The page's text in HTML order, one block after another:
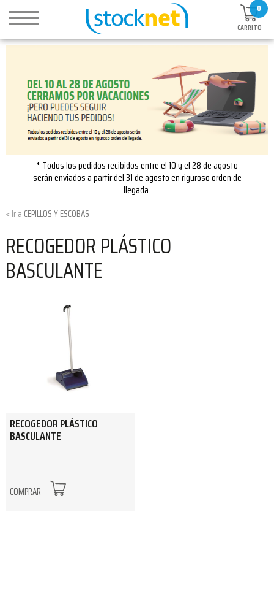
0
CARRITO
* Todos los pedidos recibidos entre el 10 y el 28 de agosto
serán enviados a partir del 31 de agosto en riguroso orden de
llegada.
CEPILLOS Y ESCOBAS
RECOGEDOR PLÁSTICO
BASCULANTE
RECOGEDOR PLÁSTICO
BASCULANTE
COMPRAR